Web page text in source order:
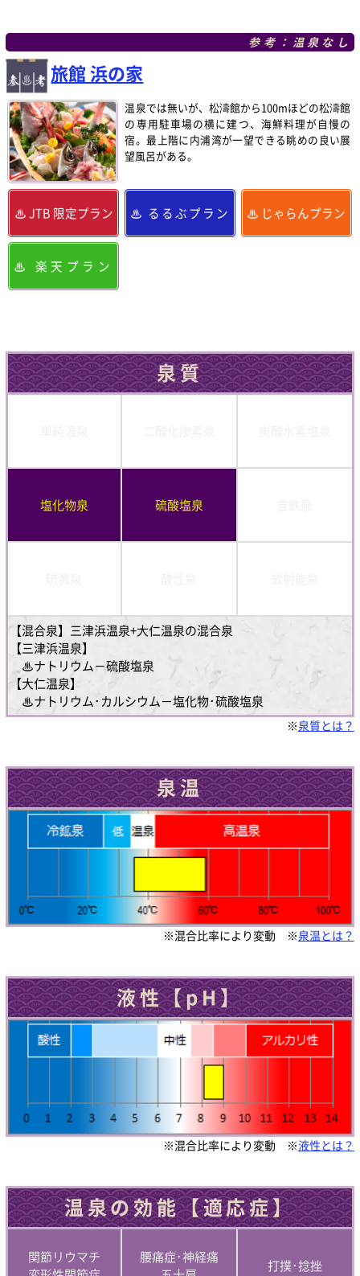
参考：温泉なし
旅館 浜の家
温泉では無いが、松濤館から100mほどの松濤館
の専用駐車場の横に建つ、海鮮料理が自慢の
宿。最上階に内浦湾が一望できる眺めの良い展
望風呂がある。
JTB 限定プラン るるぶプラン じゃらんプラン
楽天プラン
泉質
塩化物泉 硫酸塩泉
【混合泉】三津浜温泉+大仁温泉の混合泉
【三津浜温泉】
♨ナトリウム－硫酸塩泉
【大仁温泉】
♨ナトリウム･カルシウム－塩化物･硫酸塩泉
※泉質とは？
泉温
※混合比率により変動 ※泉温とは？
液性【pH】
※混合比率により変動 ※液性とは？
温泉の効能【適応症】
関節リウマチ
腰痛症･神経痛
打撲･捻挫